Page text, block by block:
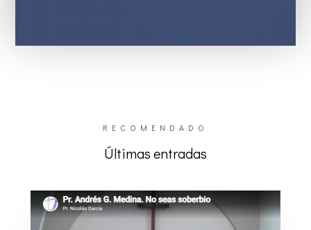
RECOMENDADO
Últimas entradas